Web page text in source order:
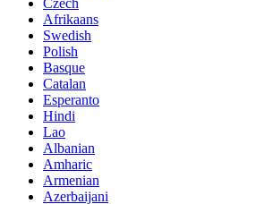
Czech
Afrikaans
Swedish
Polish
Basque
Catalan
Esperanto
Hindi
Lao
Albanian
Amharic
Armenian
Azerbaijani